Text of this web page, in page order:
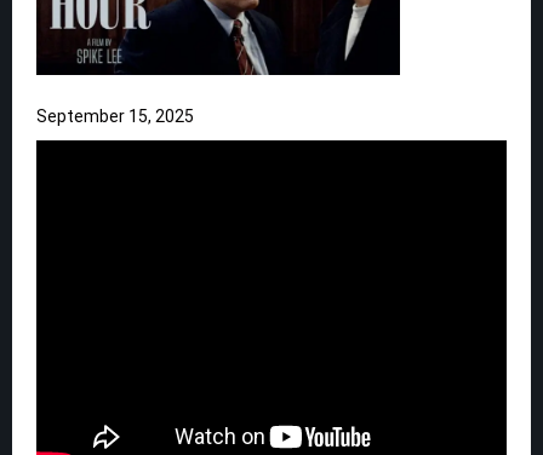
September 15, 2025